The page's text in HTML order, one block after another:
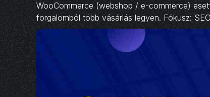
WooCommerce (webshop / e-commerce)
forgalomból több vásárlás legyen. Fókusz: